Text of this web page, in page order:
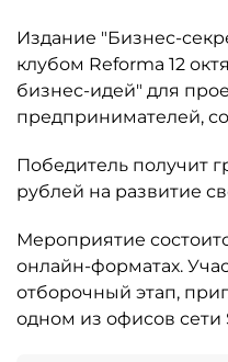
Издание "Бизнес-
клубом Reforma 12
бизнес-идей" для
предпринимателей,
Победитель получит
рублей на развитие
Мероприятие
онлайн-форматах.
отборочный этап,
одном из офисов сети